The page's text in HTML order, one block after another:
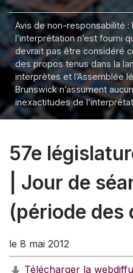
Avis de non-responsabilité :
l’interprétation n’est fourni
devrait pas être considéré
des propos tenus dans la
interprètes et l’Assemblée
Brunswick n’assument
inexactitudes de
57e
| Jour de
(période des
le 8 mai 2012
Télécharger la